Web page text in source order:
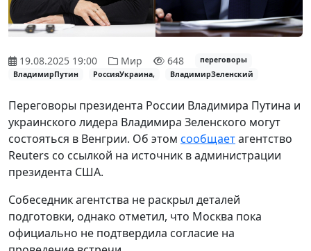
19.08.2025 19:00 Мир 648
переговоры
ВладимирПутин
РоссияУкраина, ВладимирЗеленский
Переговоры президента России Владимира Путина и
украинского лидера Владимира Зеленского могут
состояться в Венгрии. Об этом сообщаетагентство
Reuters со ссылкой на источник в администрации
президента США.
Собеседник агентства не раскрыл деталей
подготовки, однако отметил, что Москва пока
официально не подтвердила согласие на